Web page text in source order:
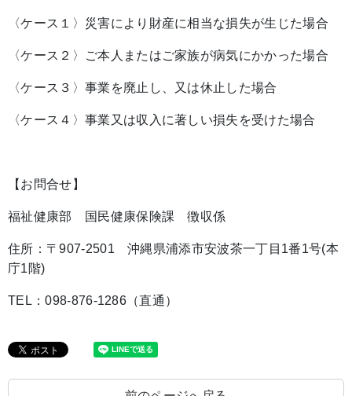
〈ケース１〉災害により財産に相当な損失が生じた場合
〈ケース２〉ご本人またはご家族が病気にかかった場合
〈ケース３〉事業を廃止し、又は休止した場合
〈ケース４〉事業又は収入に著しい損失を受けた場合
【お問合せ】
福祉健康部 国民健康保険課 徴収係
住所：〒907-2501 沖縄県浦添市安波茶一丁目1番1号(本
庁1階)
TEL：098-876-1286（直通）